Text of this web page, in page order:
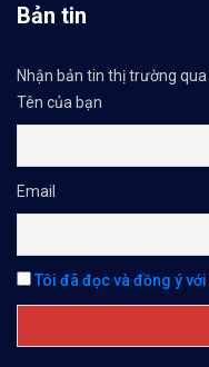
Bản tin
Nhận bản tin thị trường qua
Tên của bạn
Email
Tôi đã đọc và đồng ý